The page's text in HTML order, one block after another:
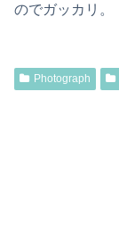
のでガッカリ。
Photograph